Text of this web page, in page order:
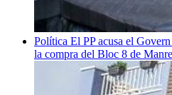
Política El PP acusa el
la compra del Bloc 8 de